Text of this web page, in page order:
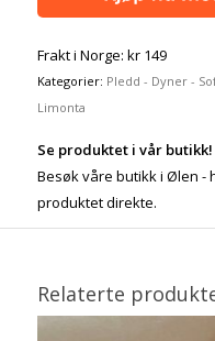
Frakt i Norge: kr 149
Kategorier: Pledd - Dyner -
Limonta
Se produktet i vår butikk!
Besøk våre butikk i Ølen -
produktet direkte.
Relaterte